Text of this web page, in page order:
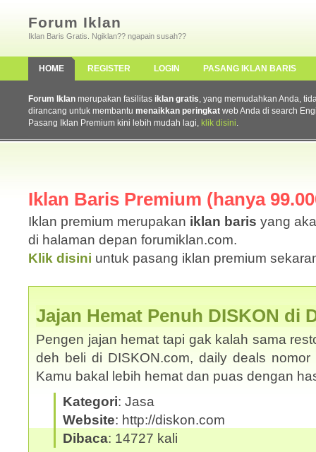
Forum Iklan
Iklan Baris Gratis. Ngiklan?? ngapain susah??
HOME REGISTER LOGIN PASANG IKLAN BARIS
Forum Iklan merupakan fasilitas iklan gratis, yang memudahkan Anda,
dirancang untuk membantu menaikkan peringkat web Anda di search
Pasang Iklan Premium kini lebih mudah lagi, klik disini.
Iklan Baris Premium (hanya
Iklan premium merupakan iklan baris yang
di halaman depan forumiklan.com.
Klik disini untuk pasang iklan premium
Jajan Hemat Penuh DISKON di
Pengen jajan hemat tapi gak kalah sama
deh beli di DISKON.com, daily deals
Kamu bakal lebih hemat dan puas dengan
Kategori: Jasa
Website: http://diskon.com
Dibaca: 14727 kali